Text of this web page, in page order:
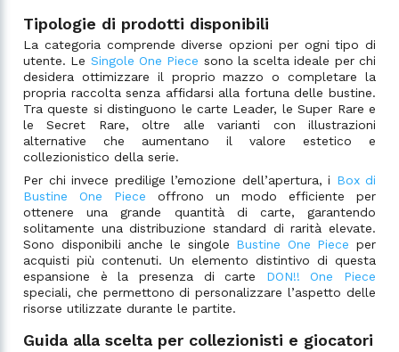
Tipologie di prodotti disponibili
La categoria comprende diverse opzioni per ogni tipo di
utente. Le Singole One Piece sono la scelta ideale per chi
desidera ottimizzare il proprio mazzo o completare la
propria raccolta senza affidarsi alla fortuna delle bustine.
Tra queste si distinguono le carte Leader, le Super Rare e
le Secret Rare, oltre alle varianti con illustrazioni
alternative che aumentano il valore estetico e
collezionistico della serie.
Per chi invece predilige l’emozione dell’apertura, i Box di
Bustine One Piece offrono un modo efficiente per
ottenere una grande quantità di carte, garantendo
solitamente una distribuzione standard di rarità elevate.
Sono disponibili anche le singole Bustine One Piece per
acquisti più contenuti. Un elemento distintivo di questa
espansione è la presenza di carte DON!! One Piece
speciali, che permettono di personalizzare l’aspetto delle
risorse utilizzate durante le partite.
Guida alla scelta per collezionisti e giocatori